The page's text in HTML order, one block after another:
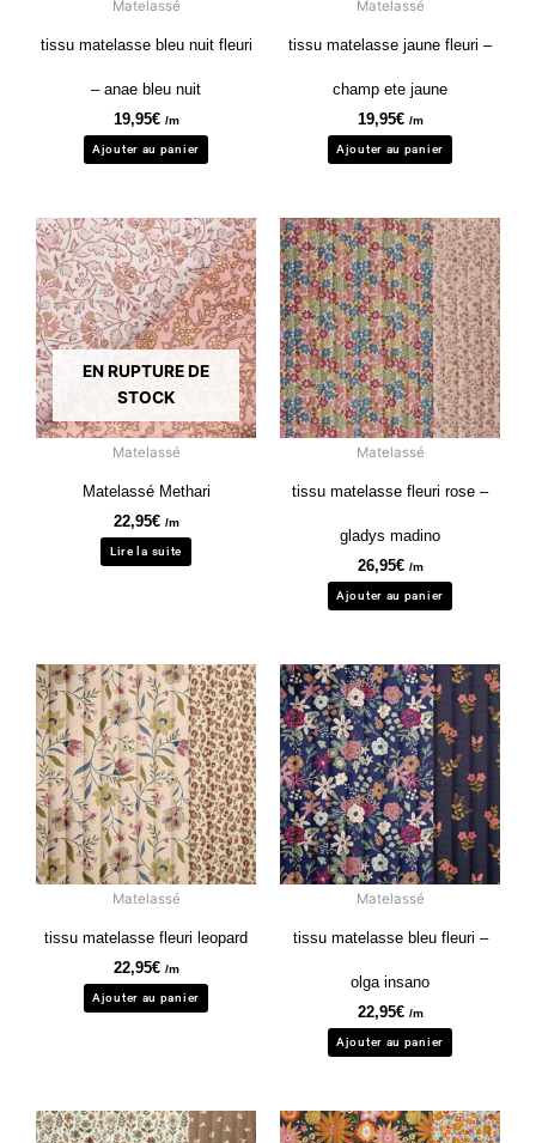
Matelassé
tissu matelasse bleu nuit fleuri
– anae bleu nuit
19,95€ /m
Ajouter au panier
Matelassé
tissu matelasse jaune fleuri –
champ ete jaune
19,95€ /m
Ajouter au panier
EN RUPTURE DE
STOCK
Matelassé
Matelassé Methari
22,95€ /m
Lire la suite
Matelassé
tissu matelasse fleuri rose –
gladys madino
26,95€ /m
Ajouter au panier
Matelassé
tissu matelasse fleuri leopard
22,95€ /m
Ajouter au panier
Matelassé
tissu matelasse bleu fleuri –
olga insano
22,95€ /m
Ajouter au panier